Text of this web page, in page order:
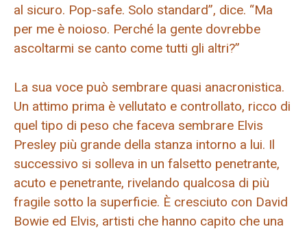
al sicuro. Pop-safe. Solo standard”, dice. “Ma
per me è noioso. Perché la gente dovrebbe
ascoltarmi se canto come tutti gli altri?”
La sua voce può sembrare quasi anacronistica.
Un attimo prima è vellutato e controllato, ricco di
quel tipo di peso che faceva sembrare Elvis
Presley più grande della stanza intorno a lui. Il
successivo si solleva in un falsetto penetrante,
acuto e penetrante, rivelando qualcosa di più
fragile sotto la superficie. È cresciuto con David
Bowie ed Elvis, artisti che hanno capito che una